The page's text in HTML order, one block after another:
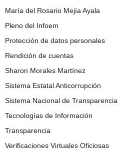
María del Rosario Mejía Ayala
Pleno del Infoem
Protección de datos personales
Rendición de cuentas
Sharon Morales Martínez
Sistema Estatal Anticorrupción
Sistema Nacional de Transparencia
Tecnologías de Información
Transparencia
Verificaciones Virtuales Oficiosas